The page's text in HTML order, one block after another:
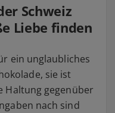
Schweiz
Liebe finden
ein unglaubliches
sie ist
Haltung gegenüber
nach sind